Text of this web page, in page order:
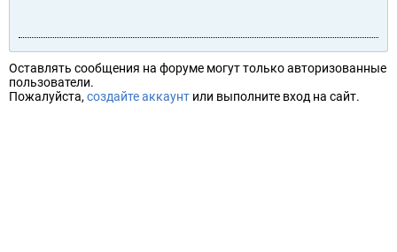
Оставлять сообщения на форуме могут только авторизованные
пользователи.
Пожалуйста, создайте аккаунт или выполните вход на сайт.